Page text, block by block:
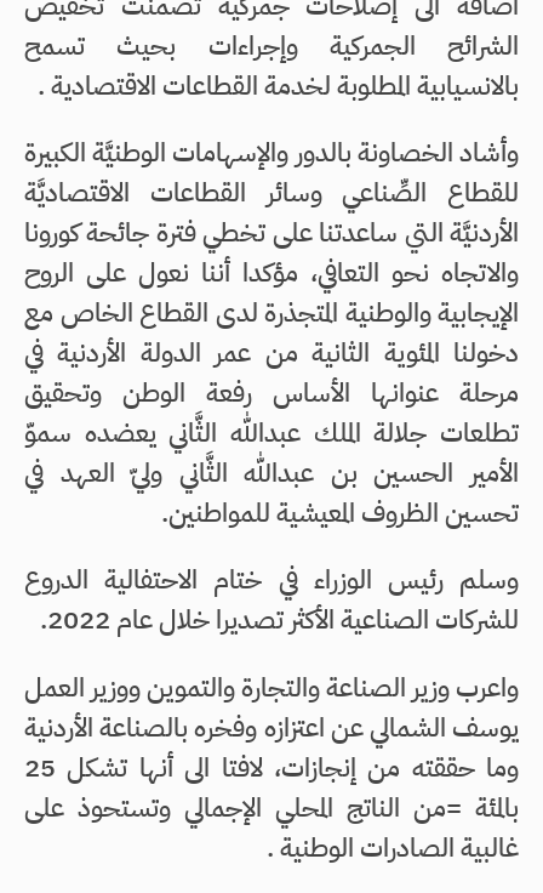
الشرائح الجمركية وإجراءات بحيث تسمح
بالانسيابية المطلوبة لخدمة القطاعات الاقتصادية .
وأشاد الخصاونة بالدور والإسهامات الوطنيَّة الكبيرة
للقطاع الصِّناعي وسائر القطاعات الاقتصاديَّة
الأردنيَّة التي ساعدتنا على تخطي فترة جائحة كورونا
والاتجاه نحو التعافي، مؤكدا أننا نعول على الروح
الإيجابية والوطنية المتجذرة لدى القطاع الخاص مع
دخولنا المئوية الثانية من عمر الدولة الأردنية في
مرحلة عنوانها الأساس رفعة الوطن وتحقيق
تطلعات جلالة الملك عبدالله الثَّاني يعضده سموّ
الأمير الحسين بن عبدالله الثَّاني وليّ العهد في
تحسين الظروف المعيشية للمواطنين.
وسلم رئيس الوزراء في ختام الاحتفالية الدروع
للشركات الصناعية الأكثر تصديرا خلال عام 2022.
واعرب وزير الصناعة والتجارة والتموين ووزير العمل
يوسف الشمالي عن اعتزازه وفخره بالصناعة الأردنية
وما حققته من إنجازات، لافتا الى أنها تشكل 25
بالمئة =من الناتج المحلي الإجمالي وتستحوذ على
غالبية الصادرات الوطنية .